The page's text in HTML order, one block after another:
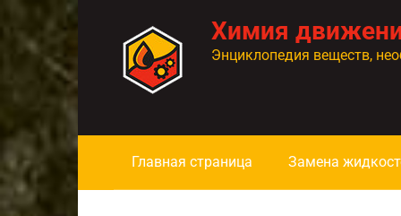
контенту
Химия
Энциклопедия веществ,
Главная страница Замена